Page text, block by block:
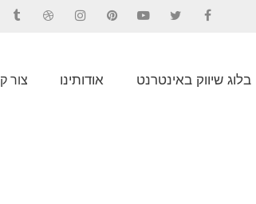
בלוג שיווק באינטרנט אודותינו צור